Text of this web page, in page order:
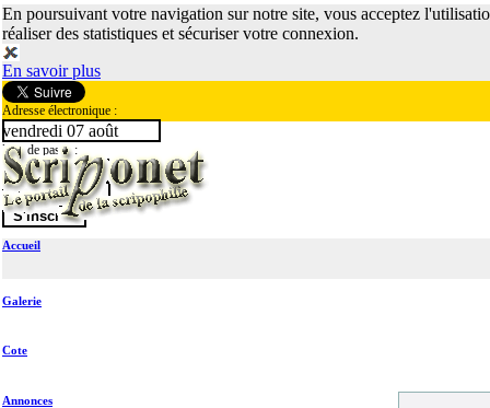
En poursuivant votre navigation sur notre site, vous acceptez
réaliser des statistiques et sécuriser votre connexion.
En savoir plus
Adresse électronique :
Mot de passe :
vendredi 07 août
Accueil
Galerie
Cote
Annonces